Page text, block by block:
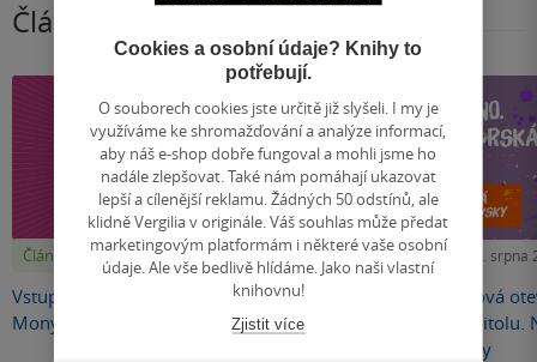
Články, které stojí za pozornost
Články Pátek 7. srpna 2026
Vstupenky na uzavřenou autogramiádu
Mony Kasten jsou v prodeji!
Články Úterý 4. srpna
Radka Třeštíková
autorskou
jako Velikovsky
Cookies a osobní údaje? Knihy to
potřebují.
O souborech cookies jste určitě již slyšeli. I my je
využíváme ke shromažďování a analýze informací,
aby náš e-shop dobře fungoval a mohli jsme ho
nadále zlepšovat. Také nám pomáhají ukazovat
lepší a cílenější reklamu. Žádných 50 odstínů, ale
klidně Vergilia v originále. Váš souhlas může předat
marketingovým platformám i některé vaše osobní
údaje. Ale vše bedlivě hlídáme. Jako naši vlastní
knihovnu!
Zjistit více